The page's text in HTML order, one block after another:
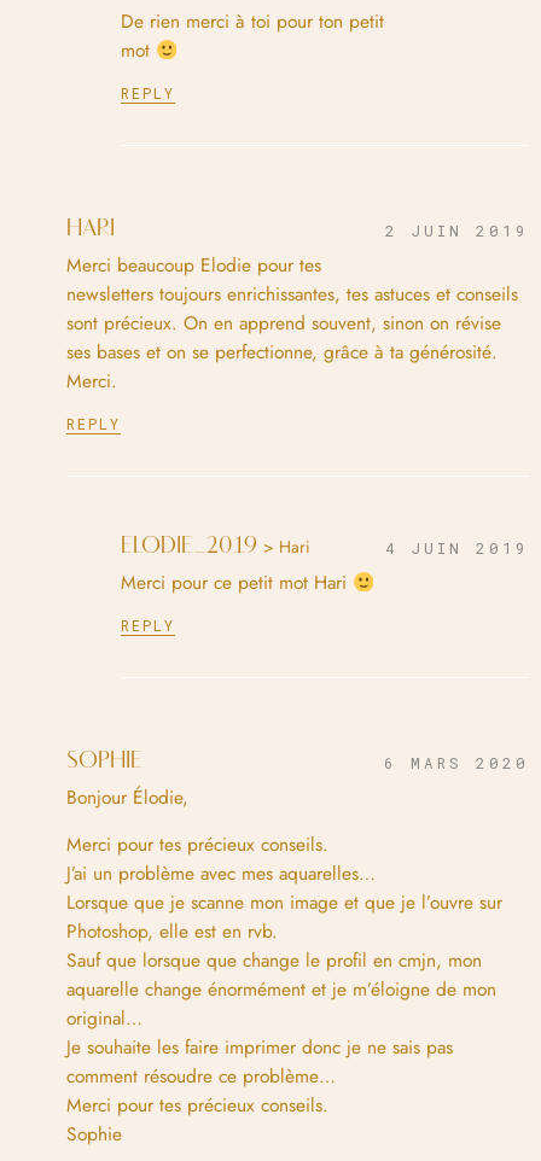
De rien merci à toi pour ton petit
mot
REPLY
HARI 2 JUIN 2019
Merci beaucoup Elodie pour tes
newsletters toujours enrichissantes, tes astuces et conseils
sont précieux. On en apprend souvent, sinon on révise
ses bases et on se perfectionne, grâce à ta générosité.
Merci.
REPLY
ELODIE_2019 > Hari 4 JUIN 2019
Merci pour ce petit mot Hari
REPLY
SOPHIE 6 MARS 2020
Bonjour Élodie,
Merci pour tes précieux conseils.
J’ai un problème avec mes aquarelles…
Lorsque que je scanne mon image et que je l’ouvre sur
Photoshop, elle est en rvb.
Sauf que lorsque que change le profil en cmjn, mon
aquarelle change énormément et je m’éloigne de mon
original…
Je souhaite les faire imprimer donc je ne sais pas
comment résoudre ce problème…
Merci pour tes précieux conseils.
Sophie